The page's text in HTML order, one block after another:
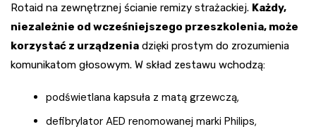
Rotaid na zewnętrznej ścianie remizy strażackiej. Każdy,
niezależnie od wcześniejszego przeszkolenia, może
korzystać z urządzenia dzięki prostym do zrozumienia
komunikatom głosowym. W skład zestawu wchodzą:
podświetlana kapsuła z matą grzewczą,
defibrylator AED renomowanej marki Philips,